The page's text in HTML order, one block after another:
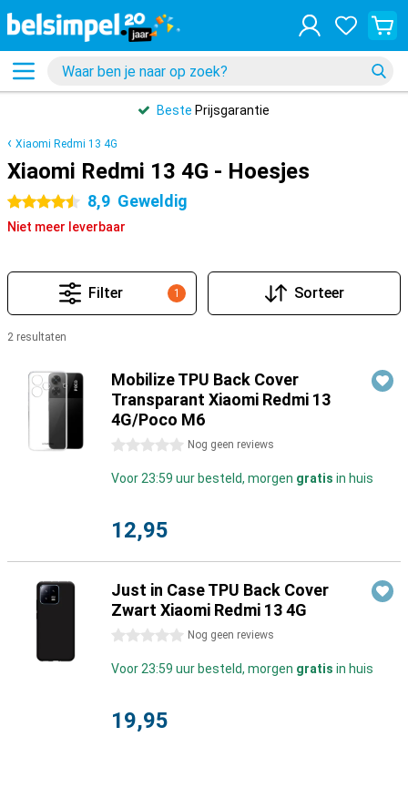
Beste Prijsgarantie
Xiaomi Redmi 13 4G
Xiaomi Redmi 13 4G - Hoesjes
4.5 sterren 8,9 Geweldig
Niet meer leverbaar
1
Filter Sorteer
2 resultaten
Mobilize TPU Back Cover
Transparant Xiaomi Redmi 13
4G/Poco M6
0 sterren Nog geen reviews
Voor 23:59 uur besteld, morgen gratis in huis
12,95
Just in Case TPU Back Cover
Zwart Xiaomi Redmi 13 4G
0 sterren Nog geen reviews
Voor 23:59 uur besteld, morgen gratis in huis
19,95